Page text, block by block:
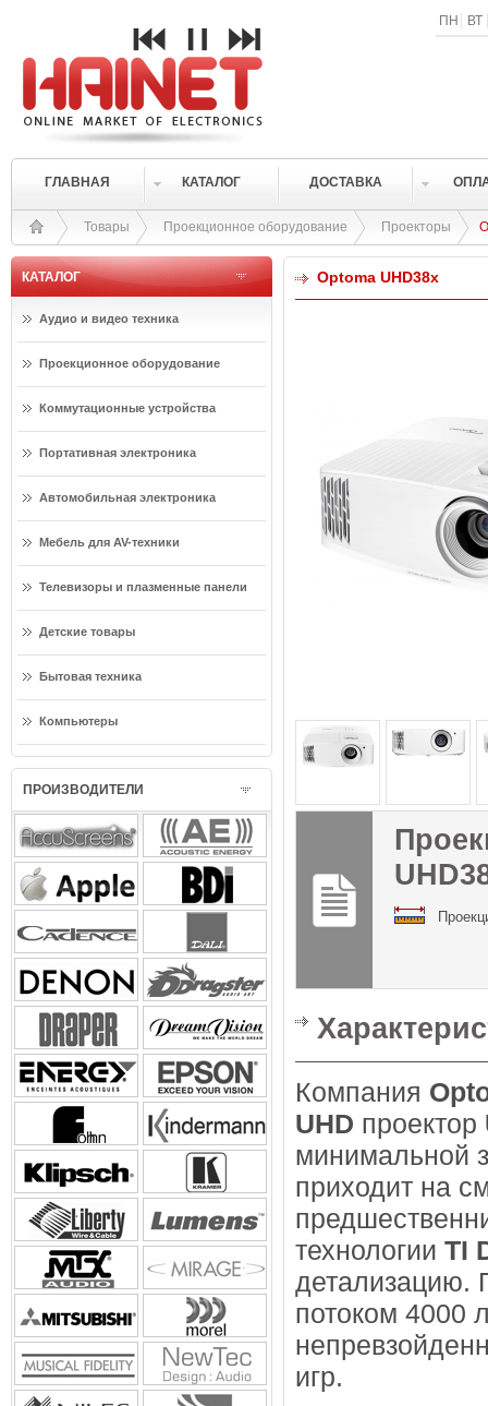
ПН ВТ
ГЛАВНАЯ КАТАЛОГ ДОСТАВКА
Товары Проекционное оборудование Проекторы
КАТАЛОГ
Аудио и видео техника
Проекционное оборудование
Коммутационные устройства
Портативная электроника
Автомобильная электроника
Мебель для AV-техники
Телевизоры и плазменные панели
Детские товары
Бытовая техника
Компьютеры
ПРОИЗВОДИТЕЛИ
Optoma UHD38x
Компания
UHD проектор
минимальной
приходит на
технологии TI
детализацию.
потоком 4000
игр.